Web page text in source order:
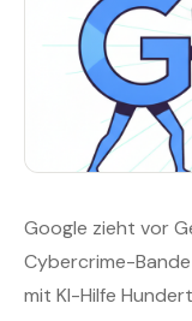
Google zieht vor
Cybercrime-
mit KI-Hilfe